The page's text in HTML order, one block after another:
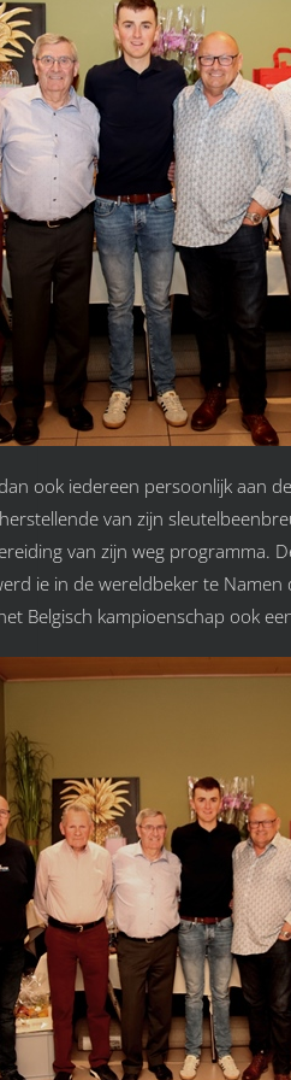
ook iedereen persoonlijk aan
van zijn
van zijn weg programma.
ie in de wereldbeker te
Belgisch kampioenschap ook